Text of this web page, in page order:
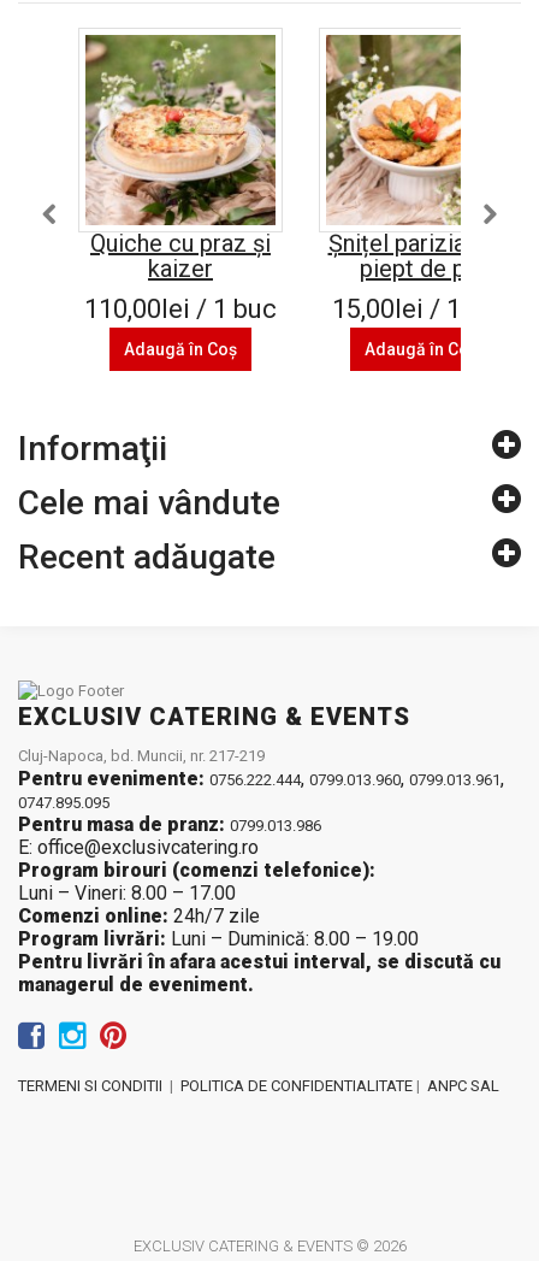
Quiche cu praz şi
kaizer
110,00lei / 1 buc
Adaugă în Coş
Șnițel parizian din
piept de pui
15,00lei / 100 g
Adaugă în Coş
Informaţii
Cele mai vândute
Recent adăugate
EXCLUSIV CATERING & EVENTS
Cluj-Napoca, bd. Muncii, nr. 217-219
Pentru evenimente: 0756.222.444, 0799.013.960, 0799.013.961,
0747.895.095
Pentru masa de pranz: 0799.013.986
E: office@exclusivcatering.ro
Program birouri (comenzi telefonice):
Luni – Vineri: 8.00 – 17.00
Comenzi online: 24h/7 zile
Program livrări: Luni – Duminică: 8.00 – 19.00
Pentru livrări în afara acestui interval, se discută cu
managerul de eveniment.
TERMENI SI CONDITII | POLITICA DE CONFIDENTIALITATE | ANPC SAL
EXCLUSIV CATERING & EVENTS © 2026